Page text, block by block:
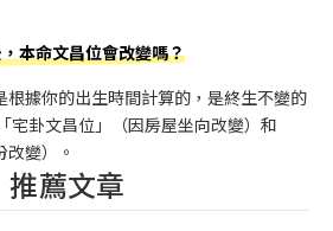
本命文昌位會改變嗎？
根據你的出生時間計算的，是終生不變的
宅卦文昌位」（因房屋坐向改變）和
改變）。
推薦文章